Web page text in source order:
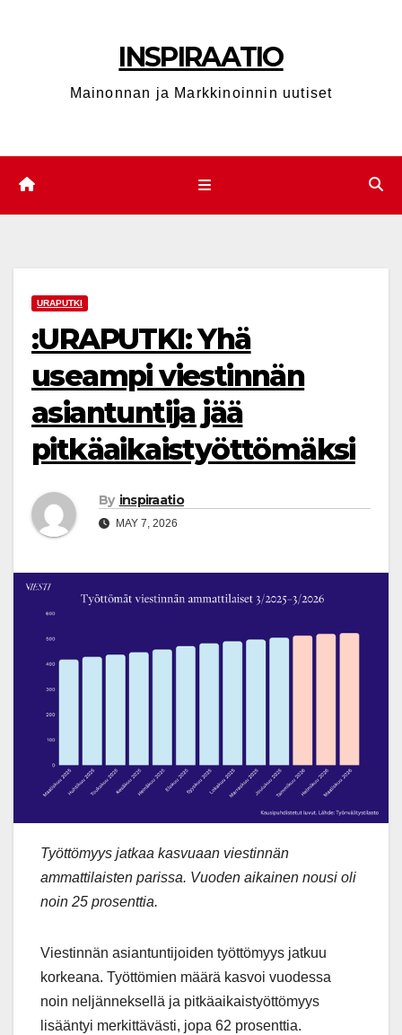
INSPIRAATIO
Mainonnan ja Markkinoinnin uutiset
URAPUTKI
:URAPUTKI: Yhä
useampi viestinnän
asiantuntija jää
pitkäaikaistyöttömäksi
By inspiraatio
MAY 7, 2026
Työttömyys jatkaa kasvuaan viestinnän
ammattilaisten parissa. Vuoden aikainen nousi oli
noin 25 prosenttia.
Viestinnän asiantuntijoiden työttömyys jatkuu
korkeana. Työttömien määrä kasvoi vuodessa
noin neljänneksellä ja pitkäaikaistyöttömyys
lisääntyi merkittävästi, jopa 62 prosenttia.